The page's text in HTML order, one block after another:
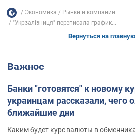
Экономика
Рынки и компании
"Укрзалізниця" переписала график...
Вернуться на
Важное
Банки "готовятся" к новому
украинцам рассказали, чего
ближайшие дни
Каким будет курс валюты в